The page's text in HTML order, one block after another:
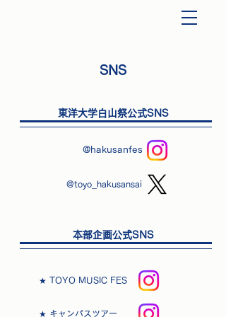
S​NS
​東洋大学白山祭公式SNS
@hakusanfes
@toyo_hakusansai
​本部企画公式SNS
★ TOYO MUSIC FES
★ キャンパスツアー